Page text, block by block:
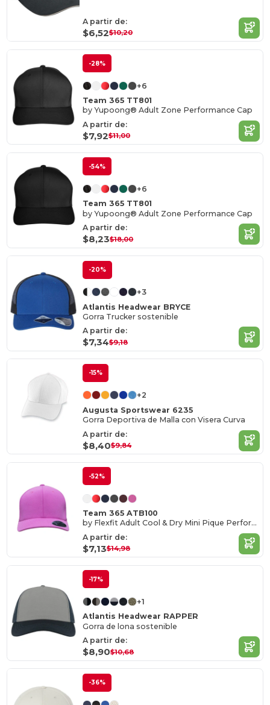
A partir de:
$6,52$10,20
-28%
+6
Team 365 TT801
by Yupoong® Adult Zone Performance Cap
A partir de:
$7,92$11,00
-54%
+6
Team 365 TT801
by Yupoong® Adult Zone Performance Cap
A partir de:
$8,23$18,00
-20%
+3
Atlantis Headwear BRYCE
Gorra Trucker sostenible
A partir de:
$7,34$9,18
-15%
+2
Augusta Sportswear 6235
Gorra Deportiva de Malla con Visera Curva
A partir de:
$8,40$9,84
-52%
Team 365 ATB100
by Flexfit Adult Cool & Dry Mini Pique Performance Cap
A partir de:
$7,13$14,98
-17%
+1
Atlantis Headwear RAPPER
Gorra de lona sostenible
A partir de:
$8,90$10,68
-36%